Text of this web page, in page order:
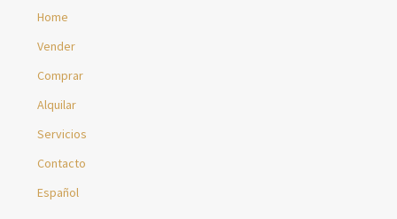
Home
Vender
Comprar
Alquilar
Servicios
Contacto
Español